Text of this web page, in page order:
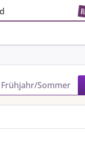
Frühjahr/Sommer